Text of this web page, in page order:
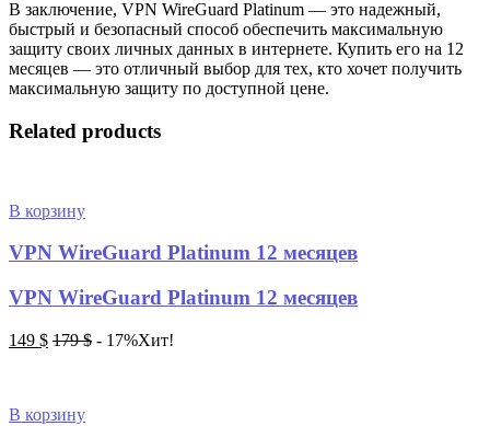
В заключение, VPN WireGuard Platinum — это надежный,
быстрый и безопасный способ обеспечить максимальную
защиту своих личных данных в интернете. Купить его на 12
месяцев — это отличный выбор для тех, кто хочет получить
максимальную защиту по доступной цене.
Related products
В корзину
VPN WireGuard Platinum 12 месяцев
VPN WireGuard Platinum 12 месяцев
149 $ 179$ - 17%Хит!
В корзину